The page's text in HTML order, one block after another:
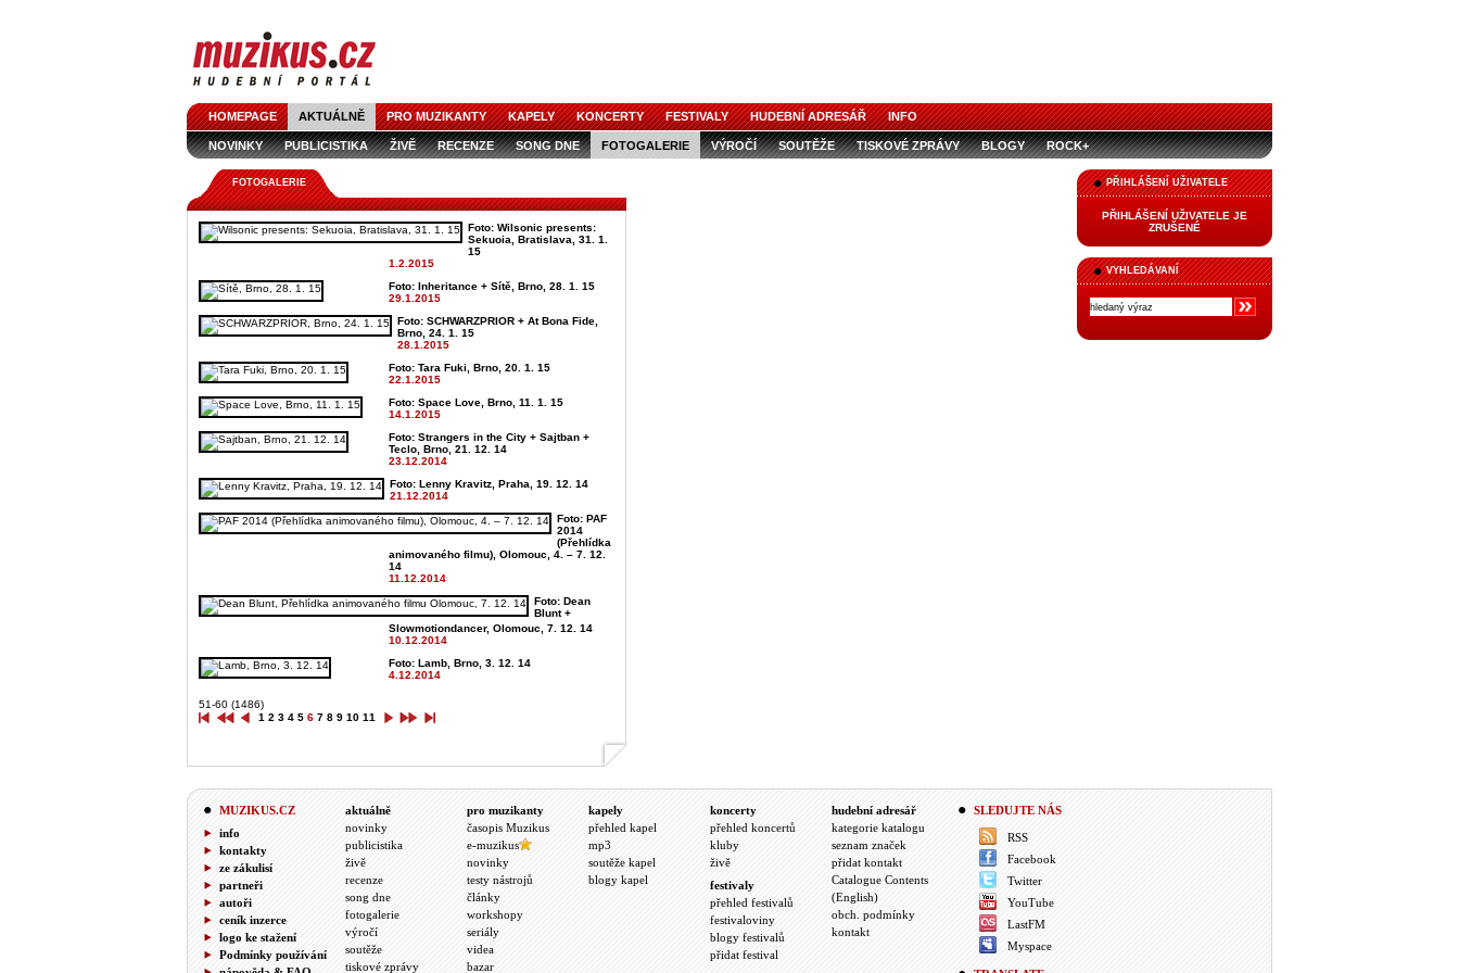
HOMEPAGE AKTUÁLNĚ PRO MUZIKANTY KAPELY KONCERTY FESTIVALY HUDEBNÍ ADRESÁŘ INFO
NOVINKY PUBLICISTIKA ŽIVĚ RECENZE SONG DNE FOTOGALERIE VÝROČÍ SOUTĚŽE TISKOVÉ ZPRÁVY BLOGY ROCK+
PŘIHLÁŠENÍ UŽIVATELE
PŘIHLÁŠENÍ UŽIVATELE JE
ZRUŠENÉ
VYHLEDÁVANÍ
FOTOGALERIE
Foto: Wilsonic presents:
Sekuoia, Bratislava, 31. 1.
15
1.2.2015
Foto: Inheritance + Sítě, Brno, 28. 1. 15
29.1.2015
Foto: SCHWARZPRIOR + At Bona Fide,
Brno, 24. 1. 15
28.1.2015
Foto: Tara Fuki, Brno, 20. 1. 15
22.1.2015
Foto: Space Love, Brno, 11. 1. 15
14.1.2015
Foto: Strangers in the City + Sajtban +
Teclo, Brno, 21. 12. 14
23.12.2014
Foto: Lenny Kravitz, Praha, 19. 12. 14
21.12.2014
Foto: PAF
2014
(Přehlídka
animovaného filmu), Olomouc, 4. – 7. 12.
14
11.12.2014
Foto: Dean
Blunt +
Slowmotiondancer, Olomouc, 7. 12. 14
10.12.2014
Foto: Lamb, Brno, 3. 12. 14
4.12.2014
51-60 (1486)
1 2 3 4 5 6 7 8 9 10 11
MUZIKUS.CZ
info
kontakty
ze zákulisí
partneři
autoři
ceník inzerce
logo ke stažení
Podmínky používání
aktuálně
novinky
publicistika
živě
recenze
song dne
fotogalerie
výročí
soutěže
tiskové zprávy
pro muzikanty
časopis Muzikus
e-muzikus
novinky
testy nástrojů
články
workshopy
seriály
videa
bazar
kapely
přehled kapel
mp3
soutěže kapel
blogy kapel
koncerty
přehled koncertů
kluby
živě
festivaly
přehled festivalů
festivaloviny
blogy festivalů
přidat festival
hudební adresář
kategorie katalogu
seznam značek
přidat kontakt
Catalogue Contents
(English)
obch. podmínky
kontakt
SLEDUJTE NÁS
RSS
Facebook
Twitter
YouTube
LastFM
Myspace